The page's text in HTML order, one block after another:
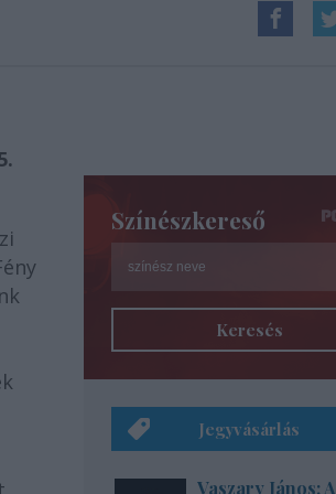
Színészkereső
Keresés
Jegyvásárlás
Vaszary János: A